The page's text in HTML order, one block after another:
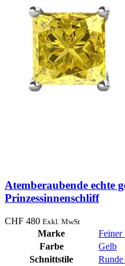
Atemberaubende echte
Prinzessinnenschliff
CHF 480 Exkl. MwSt
Marke
Feiner
Farbe
Gelb
Schnittstile